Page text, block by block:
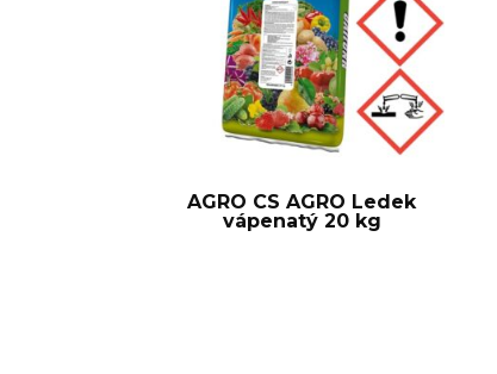
AGRO CS AGRO Ledek
vápenatý 20 kg